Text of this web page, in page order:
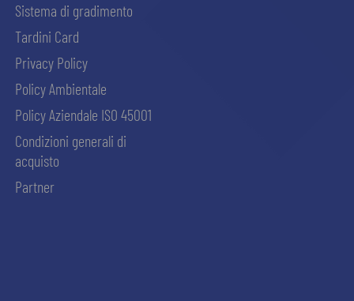
Sistema di gradimento
Tardini Card
Privacy Policy
Policy Ambientale
Policy Aziendale ISO 45001
Condizioni generali di
acquisto
Partner